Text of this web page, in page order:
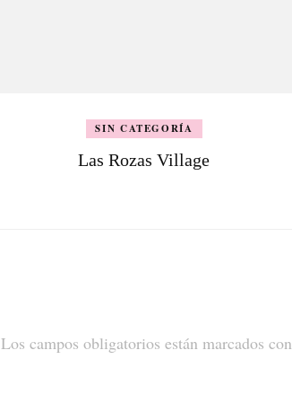
SIN CATEGORÍA
Las Rozas Village
Los campos obligatorios están marcados con